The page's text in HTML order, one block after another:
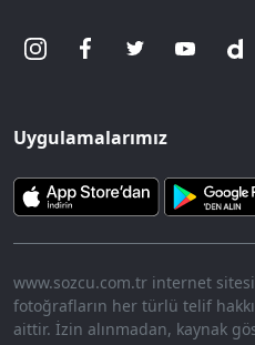
Uygulamalarımız
www.sozcu.com.tr internet
fotoğrafların her türlü telif
aittir. İzin alınmadan, kaynak